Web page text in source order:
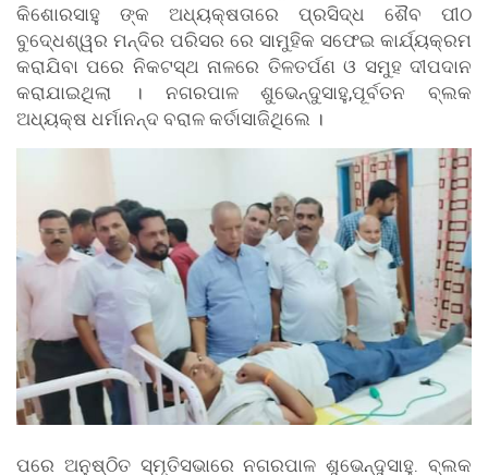
କିଶୋରସାହୁ ଙ୍କ ଅଧ୍ୟକ୍ଷତାରେ ପ୍ରସିଦ୍ଧ ଶୈବ ପୀଠ
ବୁଦେ୍ଧଶ୍ୱର ମନ୍ଦିର ପରିସର ରେ ସାମୁହିକ ସଫେଇ କାର୍ଯ୍ୟକ୍ରମ
କରାଯିବା ପରେ ନିକଟସ୍ଥ ନାଳରେ ତିଳତର୍ପଣ ଓ ସମୁହ ଦୀପଦାନ
କରାଯାଇଥିଲା । ନଗରପାଳ ଶୁଭେନ୍ଦୁସାହୁ,ପୂର୍ବତନ ବ୍ଲକ
ଅଧ୍ୟକ୍ଷ ଧର୍ମାନନ୍ଦ ବରାଳ କର୍ତାସାଜିଥିଲେ ।
ପରେ ଅନୁଷ୍ଠିତ ସ୍ମୃତିସଭାରେ ନଗରପାଳ ଶୁଭେନ୍ଦୁସାହୁ. ବ୍ଲକ